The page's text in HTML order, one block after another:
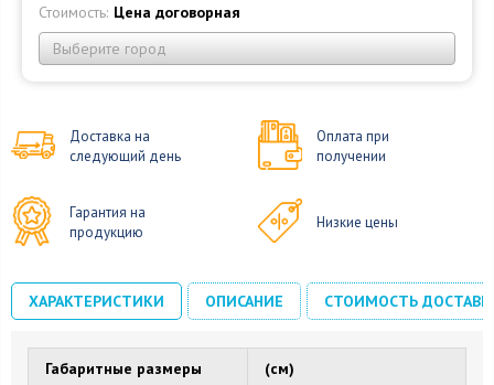
Стоимость: Цена договорная
Выберите город
Доставка на
следующий день
Оплата при
получении
Гарантия на
продукцию
Низкие цены
ХАРАКТЕРИСТИКИ ОПИСАНИЕ СТОИМОСТЬ
Габаритные размеры (см)